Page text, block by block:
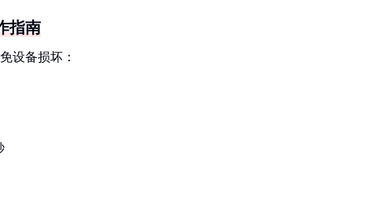
指南
设备损坏：